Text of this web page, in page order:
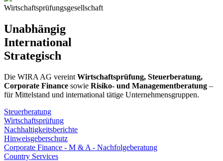
Wirtschaftsprüfungsgesellschaft
Unabhängig
International
Strategisch
Die WIRA AG vereint Wirtschaftsprüfung, Steuerberatung,
Corporate Finance sowie Risiko- und Managementberatung –
für Mittelstand und international tätige Unternehmensgruppen.
Steuerberatung
Wirtschaftsprüfung
Nachhaltigkeits­berichte
Hinweisgeberschutz
Corporate Finance - M & A - Nachfolgeberatung
Country Services